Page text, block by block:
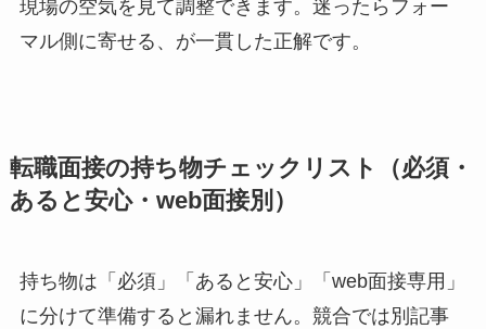
現場の空気を見て調整できます。迷ったらフォー
マル側に寄せる、が一貫した正解です。
転職面接の持ち物チェックリスト（必須・
あると安心・web面接別）
持ち物は「必須」「あると安心」「web面接専用」
に分けて準備すると漏れません。競合では別記事